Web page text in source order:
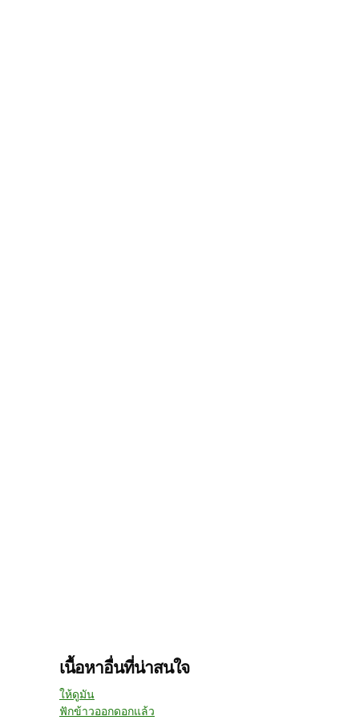
เนื้อหาอื่นที่น่าสนใจ
ให้ดูมัน
ฟักข้าวออกดอกแล้ว